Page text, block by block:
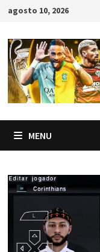
Skip
content
agosto 10, 2026
MENU